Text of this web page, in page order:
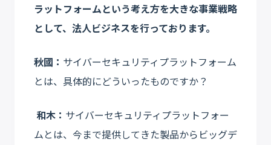
ラットフォームという考え方を大きな事業戦略
として、法人ビジネスを行っております。
秋國： サイバーセキュリティプラットフォーム
とは、具体的にどういったものですか？
和木： サイバーセキュリティプラットフォー
ムとは、今まで提供してきた製品からビッグデ